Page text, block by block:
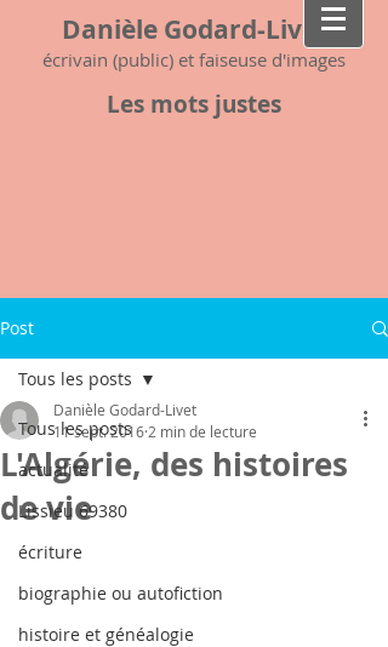
Danièle Godard-Livet
écrivain (public) et faiseuse d'images
Les mots justes
Post
Tous les posts
actualité
Lissieu 69380
écriture
biographie ou autofiction
histoire et généalogie
Tous les posts
L'Algérie, des histoires
de vie
Danièle Godard-Livet
11 sept. 2016 2 min de lecture